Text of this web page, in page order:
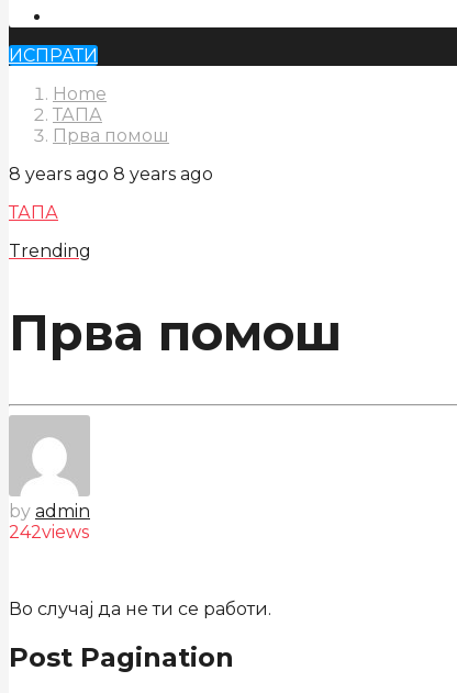
ИСПРАТИ
Home
ТАПА
Прва помош
8 years ago 8 years ago
ТАПА
Trending
Прва помош
by admin
242views
Во случај да не ти се работи.
Post Pagination